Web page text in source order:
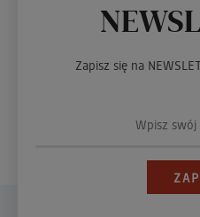
Zapisz się na